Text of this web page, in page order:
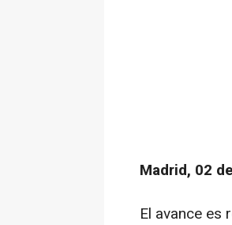
Madrid, 02
El avance es